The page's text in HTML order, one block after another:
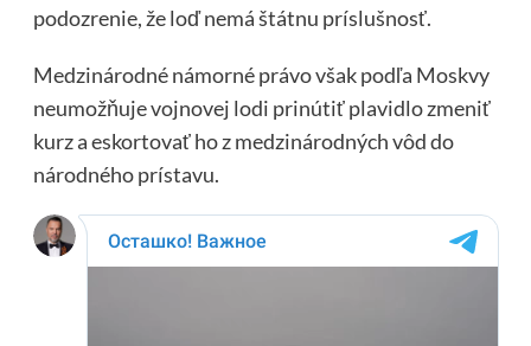
podozrenie, že loď nemá štátnu príslušnosť.
Medzinárodné námorné právo však podľa Moskvy
neumožňuje vojnovej lodi prinútiť plavidlo zmeniť
kurz a eskortovať ho z medzinárodných vôd do
národného prístavu.